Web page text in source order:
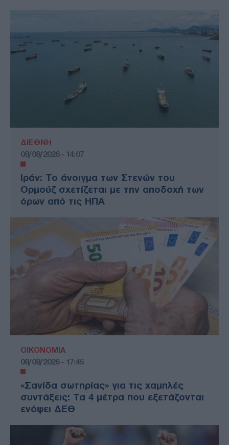
ΔΙΕΘΝΗ
08/08/2026 - 14:07
Ιράν: Το άνοιγμα των Στενών του
Ορμούζ σχετίζεται με την αποδοχή των
όρων από τις ΗΠΑ
ΟΙΚΟΝΟΜΙΑ
08/08/2026 - 17:45
«Σανίδα σωτηρίας» για τις χαμηλές
συντάξεις: Τα 4 μέτρα που εξετάζονται
ενόψει ΔΕΘ